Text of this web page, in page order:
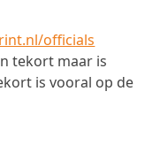
officials
tekort maar is
is vooral op de